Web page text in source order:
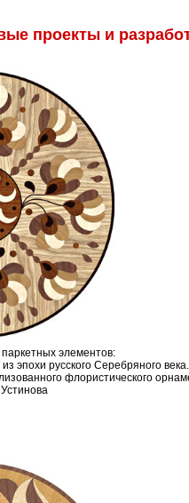
проекты и
элементов:
эпохи русского Серебряного века.
флористического